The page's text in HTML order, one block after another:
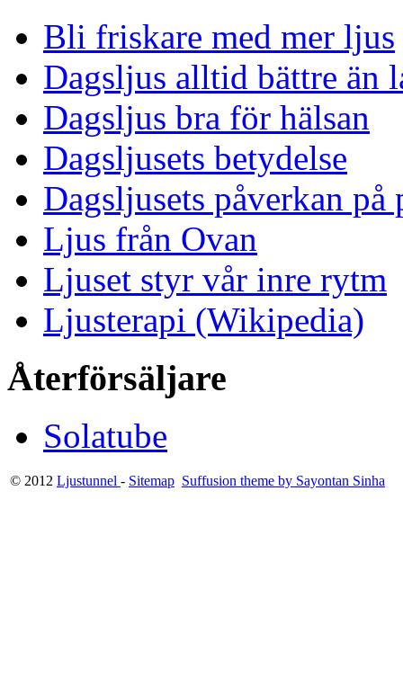
Bli friskare med mer ljus
Dagsljus alltid bättre än
Dagsljus bra för hälsan
Dagsljusets betydelse
Dagsljusets påverkan på
Ljus från Ovan
Ljuset styr vår inre rytm
Ljusterapi (Wikipedia)
Återförsäljare
Solatube
© 2012 Ljustunnel - Sitemap Suffusion theme by Sayontan Sinha